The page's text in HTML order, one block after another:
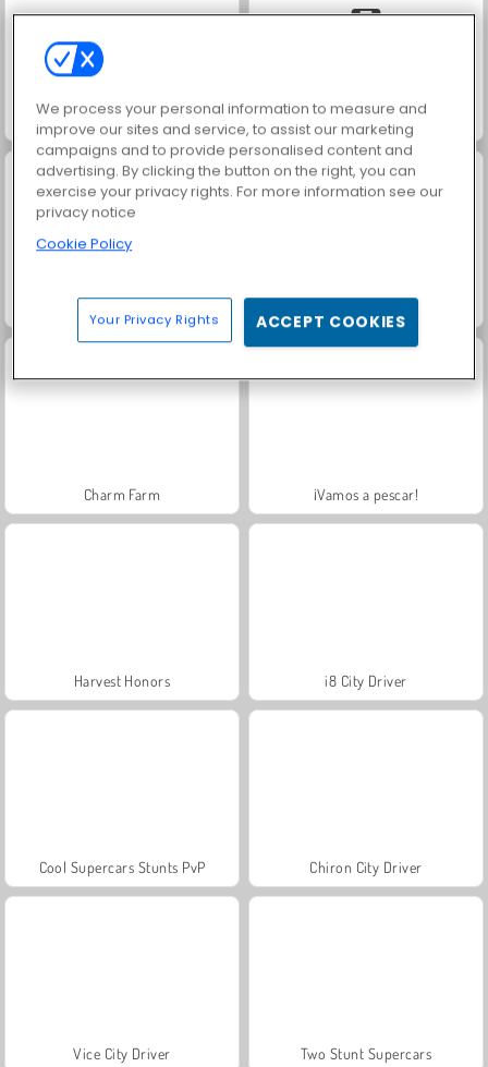
Farm Merge Valley Solitaire Social
Charm Farm ¡Vamos a pescar!
Harvest Honors i8 City Driver
Cool Supercars Stunts PvP Chiron City Driver
Vice City Driver Two Stunt Supercars
We process your personal information to measure and
improve our sites and service, to assist our marketing
campaigns and to provide personalised content and
advertising. By clicking the button on the right, you can
exercise your privacy rights. For more information see our
privacy notice
Cookie Policy
Your Privacy Rights ACCEPT COOKIES